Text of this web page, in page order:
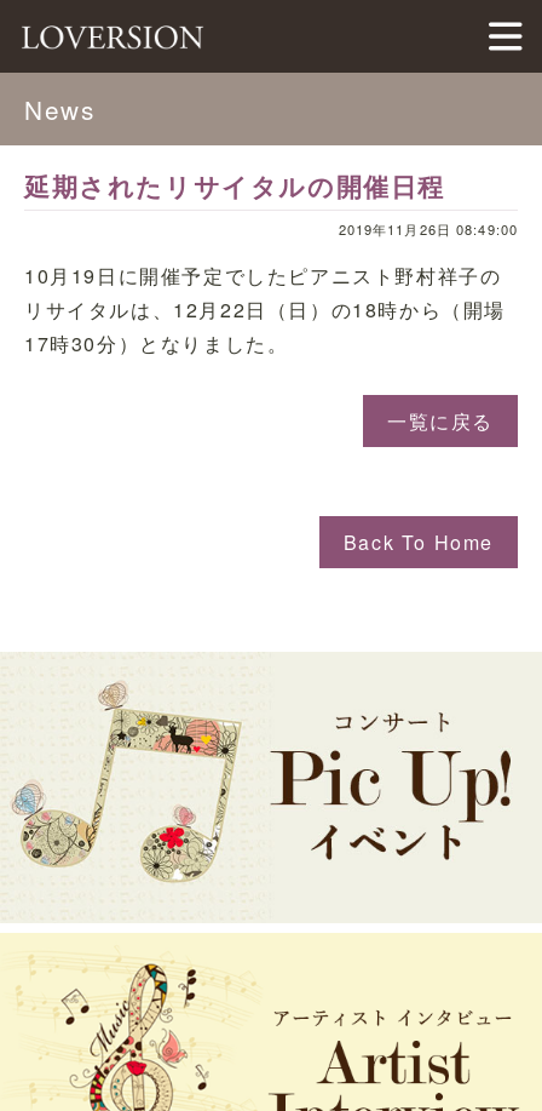
LOVERSION（ラバージョン）
News
延期されたリサイタルの開催日程
2019年11月26日 08:49:00
10月19日に開催予定でしたピアニスト野村祥子の
リサイタルは、12月22日（日）の18時から（開場
17時30分）となりました。
一覧に戻る
Back To Home